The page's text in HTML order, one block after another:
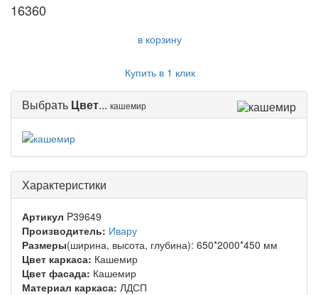
16360
в корзину
Купить в 1 клик
Выбрать Цвет... кашемир
Характеристики
Артикул P39649
Производитель: Ивару
Размеры(ширина, высота, глубина): 650*2000*450 мм
Цвет каркаса: Кашемир
Цвет фасада: Кашемир
Материал каркаса: ЛДСП